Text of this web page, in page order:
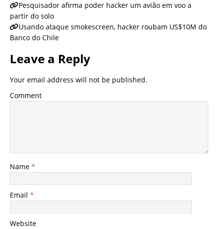
Pesquisador afirma poder hacker um avião em voo a
partir do solo
Usando ataque smokescreen, hacker roubam US$10M do
Banco do Chile
Leave a Reply
Your email address will not be published.
Comment
Name *
Email *
Website